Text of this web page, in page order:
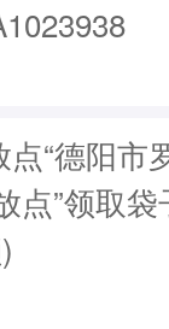
“德阳市
点”领取